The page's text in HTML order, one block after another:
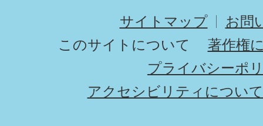
サイトマップ
お問
このサイトについて
著作権
プライバシーポ
アクセシビリティについて